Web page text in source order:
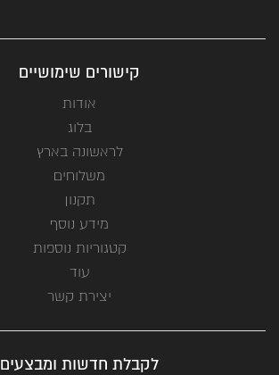
קישורים שימושיים
אודות
בלוג
לראשונה בארץ
משלוחים
תקנון
מידע נוסף
קטגוריות נוספות
עוד
יצירת קשר
לקבלת חדשות ומבצעים